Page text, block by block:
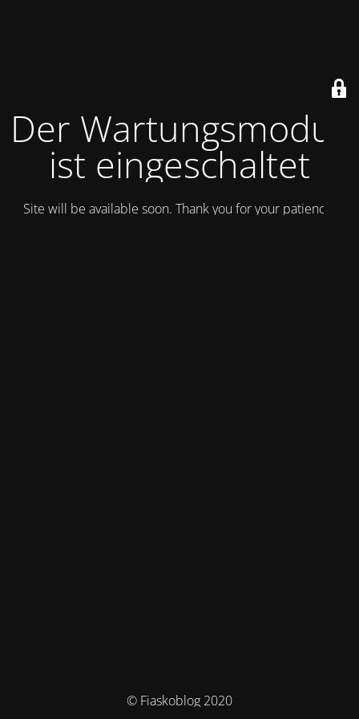
Der Wartungsmodus
ist eingeschaltet
Site will be available soon. Thank you for your patience!
© Fiaskoblog 2020